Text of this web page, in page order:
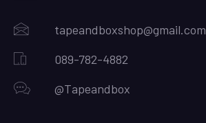
tapeandboxshop@gmail.com
089-782-4882
@Tapeandbox